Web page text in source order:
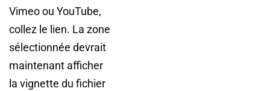
Vimeo ou YouTube,
collez le lien. La zone
sélectionnée devrait
maintenant afficher
la vignette du fichier